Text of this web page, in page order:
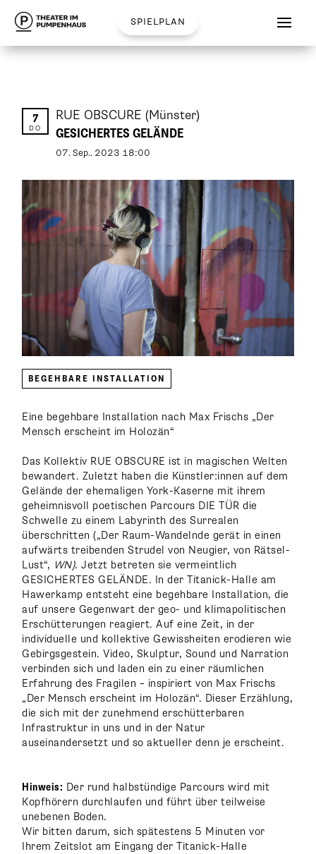
spielplan
7
DO
RUE OBSCURE(Münster)
GESICHERTES GELÄNDE
07.Sep.. 2023 18:00
BEGEHBARE INSTALLATION
Eine begehbare Installation nach Max Frischs „Der
Mensch erscheint im Holozän“
Das Kollektiv RUE OBSCURE ist in magischen Welten
bewandert. Zuletzt haben die Künstler:innen auf dem
Gelände der ehemaligen York-Kaserne mit ihrem
geheimnisvoll poetischen Parcours DIE TÜR die
Schwelle zu einem Labyrinth des Surrealen
überschritten („Der Raum-Wandelnde gerät in einen
aufwärts treibenden Strudel von Neugier, von Rätsel-
Lust“, WN). Jetzt betreten sie vermeintlich
GESICHERTES GELÄNDE. In der Titanick-Halle am
Hawerkamp entsteht eine begehbare Installation, die
auf unsere Gegenwart der geo- und klimapolitischen
Erschütterungen reagiert. Auf eine Zeit, in der
individuelle und kollektive Gewissheiten erodieren wie
Gebirgsgestein. Video, Skulptur, Sound und Narration
verbinden sich und laden ein zu einer räumlichen
Erfahrung des Fragilen – inspiriert von Max Frischs
„Der Mensch erscheint im Holozän“. Dieser Erzählung,
die sich mit der zunehmend erschütterbaren
Infrastruktur in uns und in der Natur
auseinandersetzt und so aktueller denn je erscheint.
Hinweis: Der rund halbstündige Parcours wird mit
Kopfhörern durchlaufen und führt über teilweise
unebenen Boden.
Wir bitten darum, sich spätestens 5 Minuten vor
Ihrem Zeitslot am Eingang der Titanick-Halle